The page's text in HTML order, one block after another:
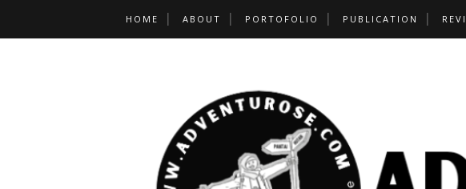
HOME ABOUT PORTOFOLIO PUBLICATION